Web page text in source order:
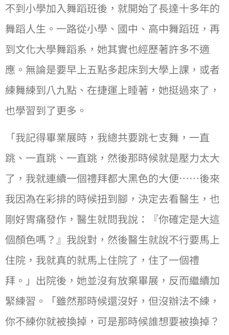
不到⼩學加入舞蹈班後，就開始了長達十多年的
舞蹈⼈⽣。⼀路從⼩學、國中、高中舞蹈班，再
到⽂化⼤學舞蹈系，她其實也經歷著許多不適
應。無論是要早上五點多起床到⼤學上課，或者
練舞練到八九點、在捷運上睡著，她挺過來了，
也學習到了更多。
「我記得畢業展時，我總共要跳七支舞，⼀直
跳、⼀直跳、⼀直跳，然後那時候就是壓⼒太⼤
了，我就連續⼀個禮拜都⼤黑色的⼤便⋯⋯後來
我因為在彩排的時候扭到腳，決定去看醫⽣，也
剛好胃痛發作，醫⽣就問我說：『你確定是⼤這
個顏色嗎？』我說對，然後醫⽣就說不⾏要馬上
住院，我就真的就馬上住院了，住了⼀個禮
拜。」出院後，她並沒有放棄畢展，反而繼續加
緊練習。「雖然那時候還沒好，但沒辦法不練，
你不練你就被換掉，可是那時候誰想要被換掉？